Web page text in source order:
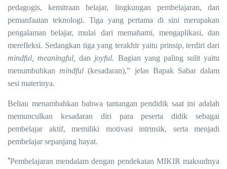
pedagogis, kemitraan belajar, lingkungan pembelajaran, dan
pemanfaatan teknologi. Tiga yang pertama di sini merupakan
pengalaman belajar, mulai dari memahami, mengaplikasi, dan
merefleksi. Sedangkan tiga yang terakhir yaitu prinsip, terdiri dari
mindful, meaningful,
dan joyful. ​ Bagian yang paling sulit yaitu
menumbuhkan mindful (kesadaran),” jelas Bapak Sabar dalam
sesi materinya.
Beliau menambahkan bahwa tantangan pendidik saat ini adalah
memunculkan kesadaran diri para peserta didik sebagai
pembelajar aktif, memiliki motivasi intrinsik, serta menjadi
pembelajar sepanjang hayat.
“Pembelajaran mendalam dengan pendekatan MIKIR maksudnya